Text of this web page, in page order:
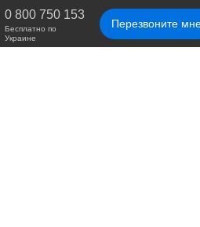
0 800 750 153
Бесплатно по
Украине
Перезвоните